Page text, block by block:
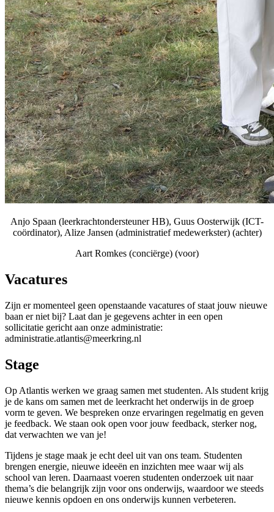
Anjo Spaan (leerkrachtondersteuner HB), Guus Oosterwijk (ICT-
coördinator), Alize Jansen (administratief medewerkster) (achter)
Aart Romkes (conciërge) (voor)
Vacatures
Zijn er momenteel geen openstaande vacatures of staat jouw nieuwe
baan er niet bij? Laat dan je gegevens achter in een open
sollicitatie gericht aan onze administratie:
administratie.atlantis@meerkring.nl
Stage
Op Atlantis werken we graag samen met studenten. Als student krijg
je de kans om samen met de leerkracht het onderwijs in de groep
vorm te geven. We bespreken onze ervaringen regelmatig en geven
je feedback. We staan ook open voor jouw feedback, sterker nog,
dat verwachten we van je!
Tijdens je stage maak je echt deel uit van ons team. Studenten
brengen energie, nieuwe ideeën en inzichten mee waar wij als
school van leren. Daarnaast voeren studenten onderzoek uit naar
thema’s die belangrijk zijn voor ons onderwijs, waardoor we steeds
nieuwe kennis opdoen en ons onderwijs kunnen verbeteren.